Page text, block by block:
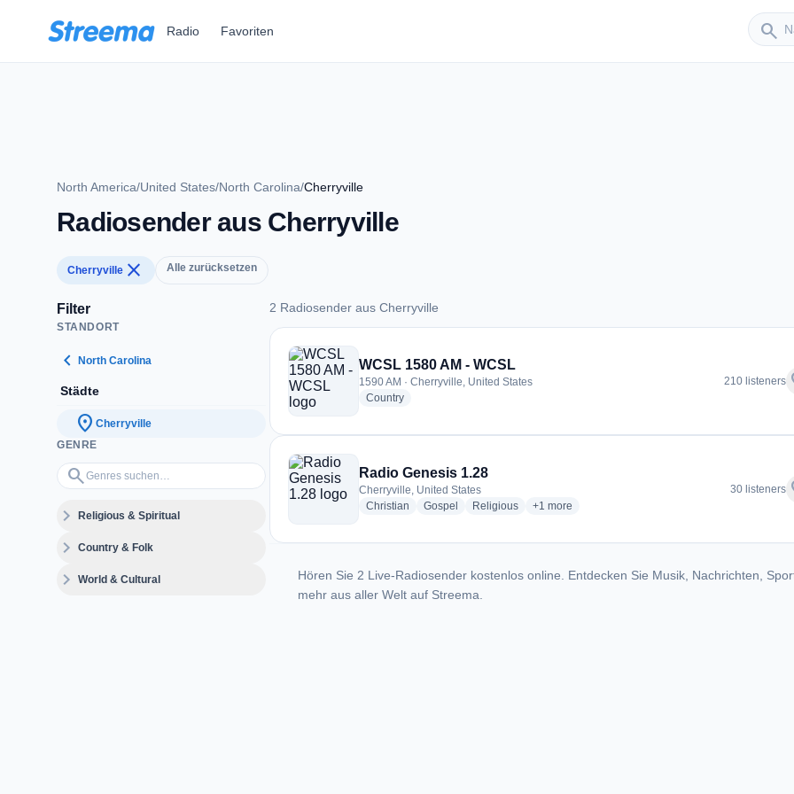
Radio Favoriten search
Sender
North America/United States/North Carolina/Cherryville
Radiosender aus Cherryville
Cherryville close Alle zurücksetzen
Filter
STANDORT
chevron_left North Carolina
Städte
location_on Cherryville
GENRE
search
Genres suchen…
expand_moreReligious & Spiritual
expand_moreCountry & Folk
expand_moreWorld & Cultural
2 Radiosender aus Cherryville
2 Radiosender aus Cherryville
WCSL 1580 AM - WCSL
1590 AM · Cherryville, United States
Countryradio stations
210 listeners
Radio Genesis 1.28
Cherryville, United States
Christian radio stations
Gospel radio stations
Religiousradio stations
+1 more genres for Radio Genesis 1.28
more
30 listeners
Hören Sie 2 Live-Radiosender kostenlos online. Entdecken Sie Musik, Nachrichten,
mehr aus aller Welt auf Streema.